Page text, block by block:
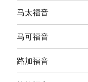
马太福音
马可福音
路加福音